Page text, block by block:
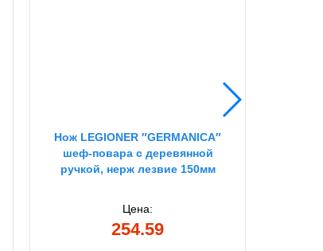
Нож LEGIONER ″GERMANICA″
шеф-повара с деревянной
ручкой, нерж лезвие 150мм
Цена:
254.59